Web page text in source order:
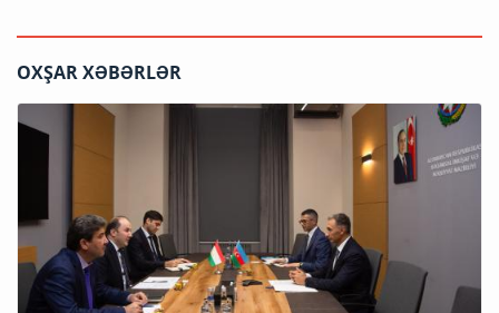
OXŞAR XƏBƏRLƏR